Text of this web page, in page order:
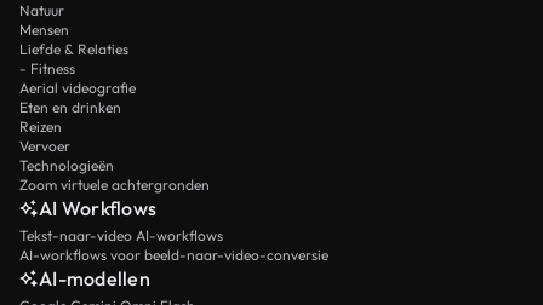
Natuur
Mensen
Liefde & Relaties
- Fitness
Aerial videografie
Eten en drinken
Reizen
Vervoer
Technologieën
Zoom virtuele achtergronden
AI Workflows
Tekst-naar-video AI-workflows
AI-workflows voor beeld-naar-video-conversie
AI-modellen